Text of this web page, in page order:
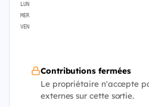
LUN
MER
VEN
Contributions fermées
Le propriétaire n'accepte
externes sur cette sortie.